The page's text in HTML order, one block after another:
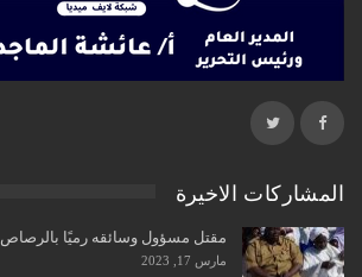
المشاركات الاخيرة
مقتل مسؤول وسائقه رميًا بالرصاص
مارس 17, 2023